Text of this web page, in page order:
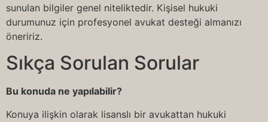
sunulan bilgiler genel niteliktedir. Kişisel hukuki
durumunuz için profesyonel avukat desteği almanızı
öneririz.
Sıkça Sorulan Sorular
Bu konuda ne yapılabilir?
Konuya ilişkin olarak lisanslı bir avukattan hukuki